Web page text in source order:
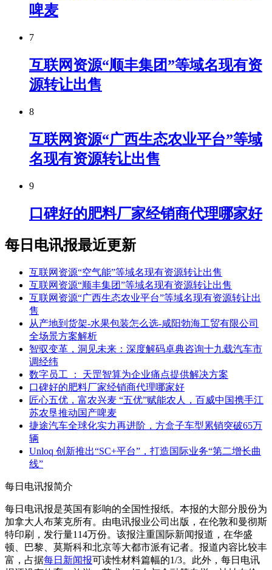
啤麦
7
互联网资源“顺丰集团”等域名现有资
源转让出售
8
互联网资源“广西生态农业平台”等域
名现有资源转让出售
9
口碑好的肥料厂家经销商代理哪家好
每日电讯报最近更新
互联网资源“空气能”等域名现有资源转让出售
互联网资源“顺丰集团”等域名现有资源转让出售
互联网资源“广西生态农业平台”等域名现有资源转让出
售
从产地到货架-水果包装怎么选-咸阳勃海工贸有限公司
全场景方案解析
智驭变革，洞见未来：深度解码卓典咨询十九载汽车市
调经纬
数字员工 ： 天罡智算为企业痛点提供解决方案
口碑好的肥料厂家经销商代理哪家好
匠心五优，富农兴麦 “五优”赋能农人，百威中国携手江
苏农垦推动国产啤麦
捷途汽车全球化实力再进阶，方盒子车型累销突破65万
辆
Unloq 创新推出“SC+平台”，打造国际业务“第二增长曲
线”
每日电讯报简介
每日电讯报是英国有影响的全国性报纸。本报的大部分股份为
加拿大人布莱克所有。由电讯报业公司出版，在伦敦和曼彻斯
特印刷，发行量114万份。该报注重国际新闻报道，在华盛
顿、巴黎、莫斯科和北京等大都市派有记者。报道内容比较丰
富，占据每日新闻报可读性材料篇幅的1/3。此外，每日电讯